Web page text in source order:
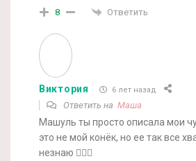
8 Ответить
Виктория 6 лет назад
Ответить на Маша
Машуль ты просто описала мои
это не мой конёк, но ее так все
незнаю 🤷🏼‍♀️